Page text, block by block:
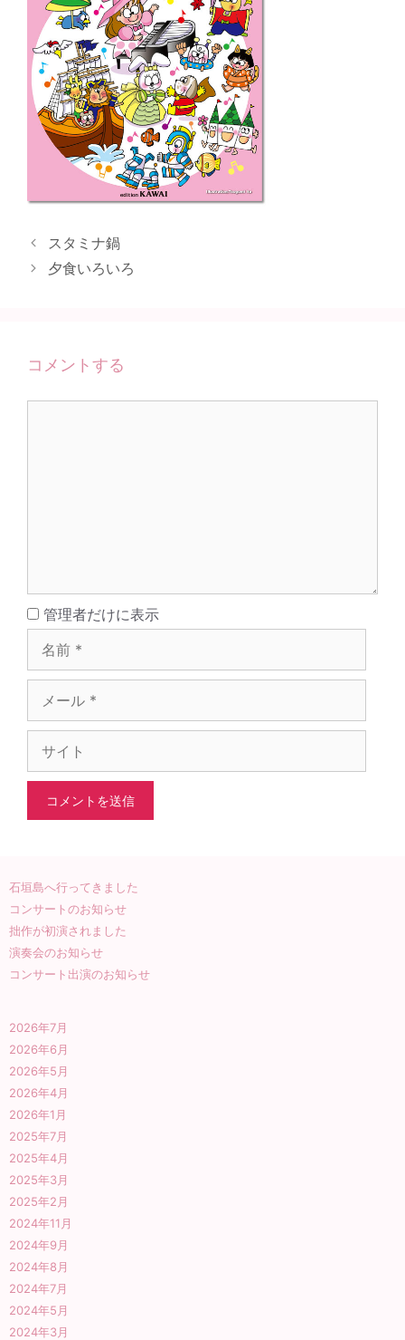
スタミナ鍋
夕食いろいろ
コメントする
管理者だけに表示名
前
ル
ト
石垣島へ行ってきました
コンサートのお知らせ
拙作が初演されました
演奏会のお知らせ
コンサート出演のお知らせ
2026年7月
2026年6月
2026年5月
2026年4月
2026年1月
2025年7月
2025年4月
2025年3月
2025年2月
2024年11月
2024年9月
2024年8月
2024年7月
2024年5月
2024年3月